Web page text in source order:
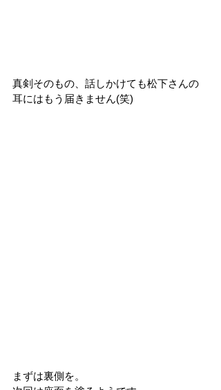
真剣そのもの、話しかけても松下さんの
耳にはもう届きません(笑)
まずは裏側を。